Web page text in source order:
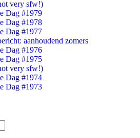
very sfw!)
Dag #1979
Dag #1978
Dag #1977
aanhoudend zomers
Dag #1976
Dag #1975
very sfw!)
Dag #1974
Dag #1973